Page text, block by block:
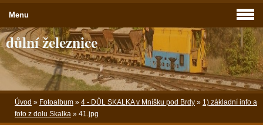
důlní železnice
Úvod » Fotoalbum » 4 - DŮL SKALKA v Mníšku pod Brdy » 1) základní info a
foto z dolu Skalka » 41.jpg
Menu